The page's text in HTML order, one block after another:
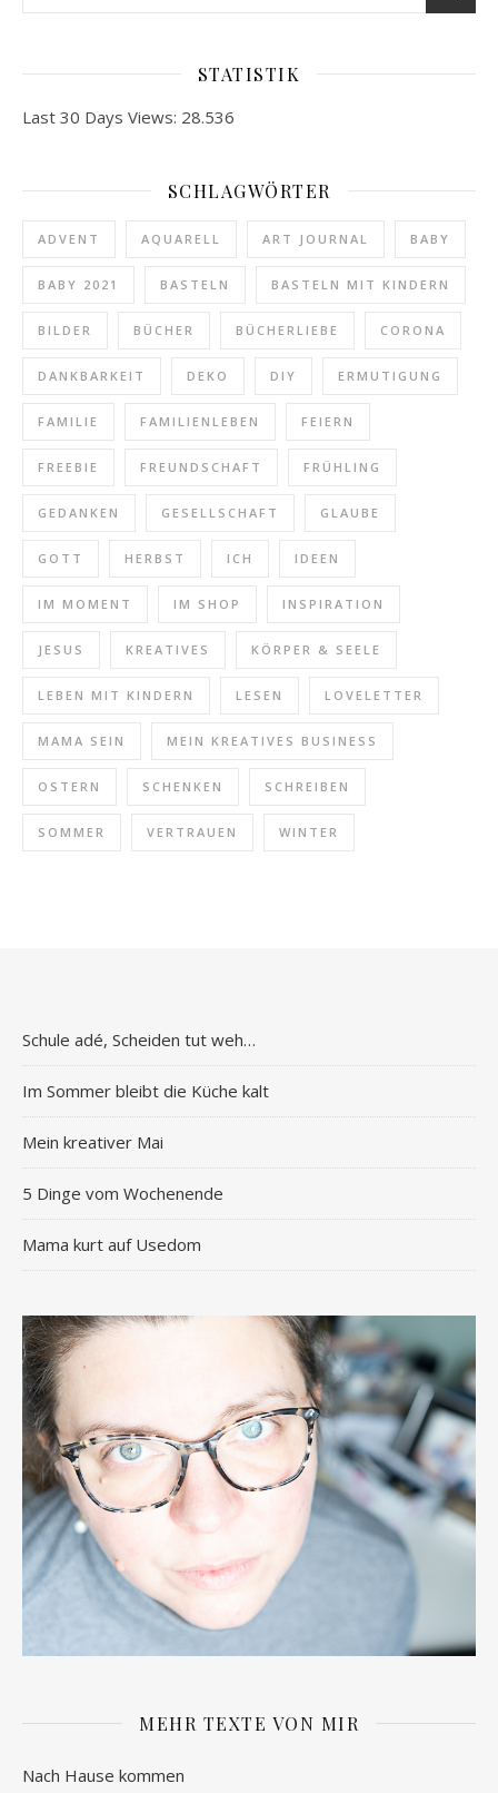
STATISTIK
Last 30 Days Views: 28.536
SCHLAGWÖRTER
ADVENT AQUARELL ART JOURNAL BABY
BABY 2021 BASTELN BASTELN MIT KINDERN
BILDER BÜCHER BÜCHERLIEBE CORONA
DANKBARKEIT DEKO DIY ERMUTIGUNG
FAMILIE FAMILIENLEBEN FEIERN
FREEBIE FREUNDSCHAFT FRÜHLING
GEDANKEN GESELLSCHAFT GLAUBE
GOTT HERBST ICH IDEEN
IM MOMENT IM SHOP INSPIRATION
JESUS KREATIVES KÖRPER & SEELE
LEBEN MIT KINDERN LESEN LOVELETTER
MAMA SEIN MEIN KREATIVES BUSINESS
OSTERN SCHENKEN SCHREIBEN
SOMMER VERTRAUEN WINTER
Schule adé, Scheiden tut weh…
Im Sommer bleibt die Küche kalt
Mein kreativer Mai
5 Dinge vom Wochenende
Mama kurt auf Usedom
MEHR TEXTE VON MIR
Nach Hause kommen